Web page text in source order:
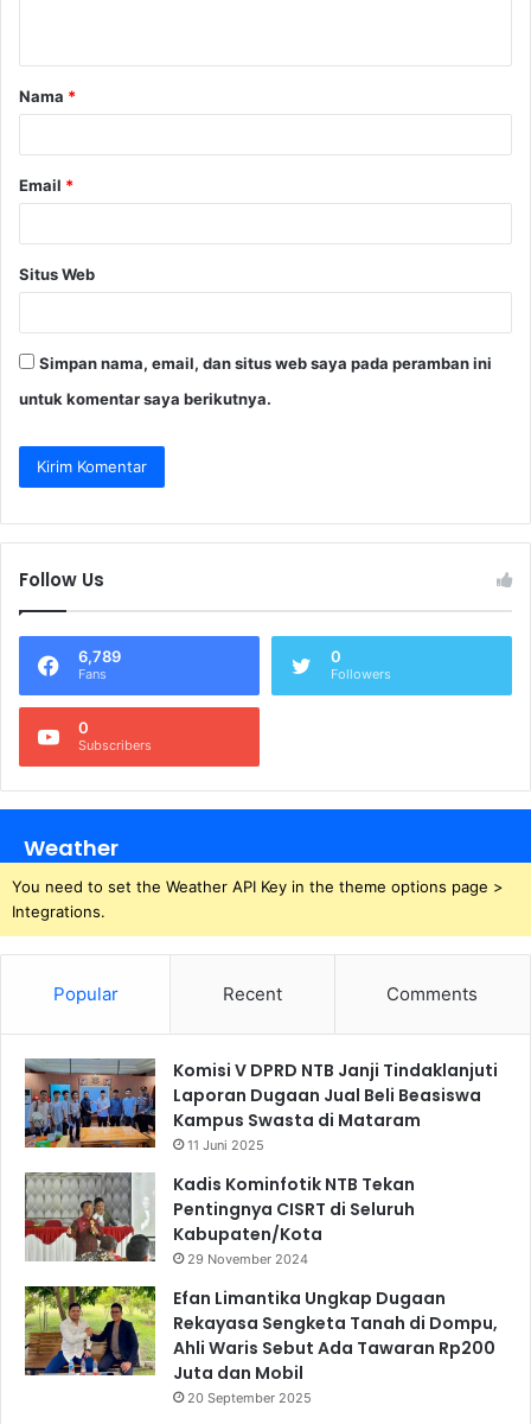
a
r
Nama *
Email *
Situs Web
Simpan nama, email, dan situs web saya pada peramban ini
untuk komentar saya berikutnya.
Follow Us
6,789
Fans
0
Followers
0
Subscribers
Weather
You need to set the Weather API Key in the theme options page >
Integrations.
Popular Recent Comments
Komisi V DPRD NTB Janji Tindaklanjuti
Laporan Dugaan Jual Beli Beasiswa
Kampus Swasta di Mataram
11 Juni 2025
Kadis Kominfotik NTB Tekan
Pentingnya CISRT di Seluruh
Kabupaten/Kota
29 November 2024
Efan Limantika Ungkap Dugaan
Rekayasa Sengketa Tanah di Dompu,
Ahli Waris Sebut Ada Tawaran Rp200
Juta dan Mobil
20 September 2025